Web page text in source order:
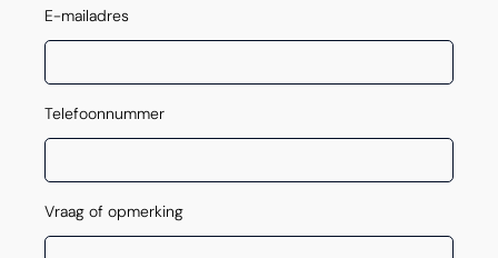
E-mailadres
Telefoonnummer
Vraag of opmerking